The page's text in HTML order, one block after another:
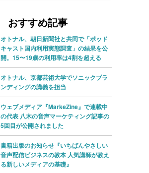
ー
おすすめ記事
オトナル、朝日新聞社と共同で「ポッド
キャスト国内利用実態調査」の結果を公
開。15〜19歳の利用率は4割を超える
オトナル、京都芸術大学でソニックブラ
ンディングの講義を担当
ウェブメディア『MarkeZine』で連載中
の代表 八木の音声マーケティング記事の
5回目が公開されました
書籍出版のお知らせ『いちばんやさしい
音声配信ビジネスの教本 人気講師が教え
る新しいメディアの基礎』